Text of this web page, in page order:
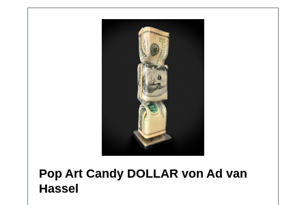
Pop Art Candy DOLLAR von Ad van
Hassel